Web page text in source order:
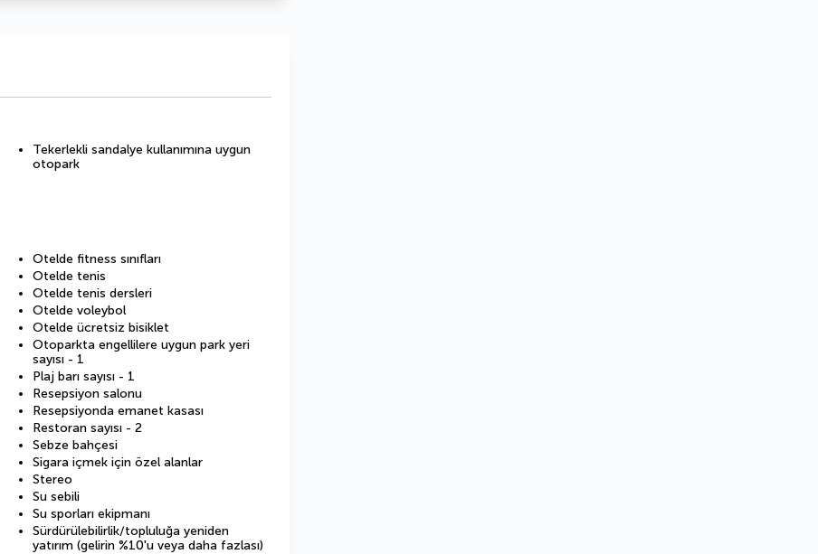
Tekerlekli sandalye kullanımına uygun
otopark
Otelde fitness sınıfları
Otelde tenis
Otelde tenis dersleri
Otelde voleybol
Otelde ücretsiz bisiklet
Otoparkta engellilere uygun park yeri
sayısı - 1
Plaj barı sayısı - 1
Resepsiyon salonu
Resepsiyonda emanet kasası
Restoran sayısı - 2
Sebze bahçesi
Sigara içmek için özel alanlar
Stereo
Su sebili
Su sporları ekipmanı
Sürdürülebilirlik/topluluğa yeniden
yatırım (gelirin %10'u veya daha fazlası)